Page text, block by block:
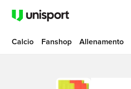
Calcio Fanshop Allenamento